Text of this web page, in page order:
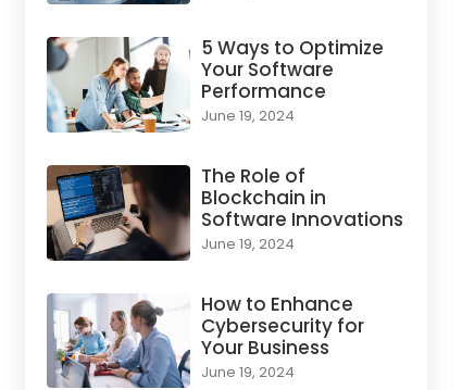
5 Ways to Optimize
Your Software
Performance
June 19, 2024
The Role of
Blockchain in
Software Innovations
June 19, 2024
How to Enhance
Cybersecurity for
Your Business
June 19, 2024